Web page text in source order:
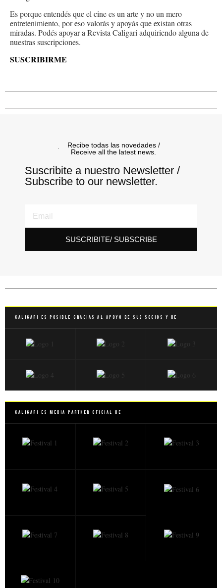
Es porque entendés que el cine es un arte y no un mero
entretenimiento, por eso valorás y apoyás que existan otras
miradas. Podés apoyar a Revista Caligari adquiriendo alguna de
nuestras suscripciones.
SUSCRIBIRME
Recibe todas las novedades /
Receive all the latest news.
Suscribite a nuestro Newsletter /
Subscribe to our newsletter.
SUSCRIBITE/ SUBSCRIBE
Caligari es posible gracias al apoyo de sus socios y de
Caligari es Media Partner Oficial de